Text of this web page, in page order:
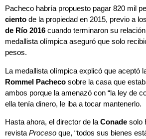
Pacheco habría propuesto pagar 820 mil
ciento de la propiedad en 2015, previo a los
de Río 2016 cuando terminaron su
medallista olímpica aseguró que solo
pesos.
La medallista olímpica explicó que aceptó
Rommel Pacheco sobre la casa que
ambos porque la amenazó con “la ley de
ella tenía dinero, le iba a tocar mantenerlo.
Hasta ahora, el director de la Conade solo
revista Proceso que, “todos sus bienes